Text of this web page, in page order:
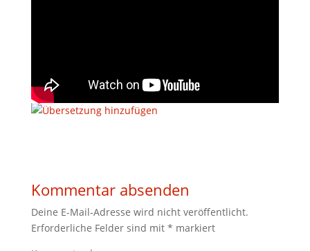
Kommentar absenden
Deine E-Mail-Adresse wird nicht veröffentlicht.
Erforderliche Felder sind mit * markiert